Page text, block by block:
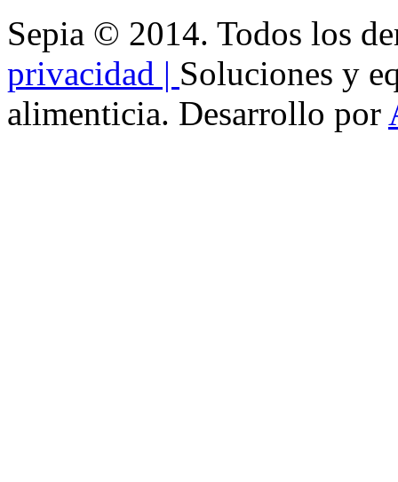
Sepia © 2014. Todos los
privacidad | Soluciones y
alimenticia. Desarrollo por